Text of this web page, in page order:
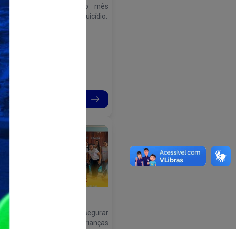
Setembro Amarelo é o mês
dedicado à prevenção do suicídio.
Seu principal objetivo é assegurar
a atenção adequada a crianças